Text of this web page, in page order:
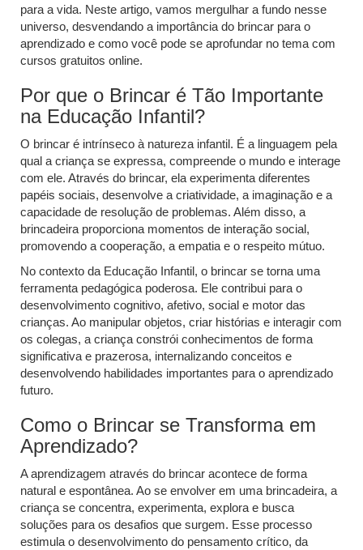
para a vida. Neste artigo, vamos mergulhar a fundo nesse
universo, desvendando a importância do brincar para o
aprendizado e como você pode se aprofundar no tema com
cursos gratuitos online.
Por que o Brincar é Tão Importante
na Educação Infantil?
O brincar é intrínseco à natureza infantil. É a linguagem pela
qual a criança se expressa, compreende o mundo e interage
com ele. Através do brincar, ela experimenta diferentes
papéis sociais, desenvolve a criatividade, a imaginação e a
capacidade de resolução de problemas. Além disso, a
brincadeira proporciona momentos de interação social,
promovendo a cooperação, a empatia e o respeito mútuo.
No contexto da Educação Infantil, o brincar se torna uma
ferramenta pedagógica poderosa. Ele contribui para o
desenvolvimento cognitivo, afetivo, social e motor das
crianças. Ao manipular objetos, criar histórias e interagir com
os colegas, a criança constrói conhecimentos de forma
significativa e prazerosa, internalizando conceitos e
desenvolvendo habilidades importantes para o aprendizado
futuro.
Como o Brincar se Transforma em
Aprendizado?
A aprendizagem através do brincar acontece de forma
natural e espontânea. Ao se envolver em uma brincadeira, a
criança se concentra, experimenta, explora e busca
soluções para os desafios que surgem. Esse processo
estimula o desenvolvimento do pensamento crítico, da